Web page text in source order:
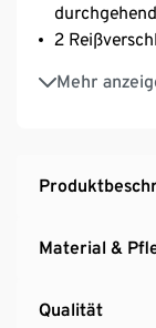
2
Mehr
Verlängerte
Material &
Qualität